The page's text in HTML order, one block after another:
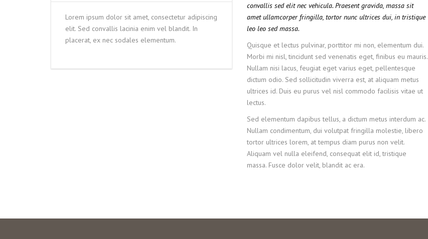
Lorem ipsum dolor sit amet, consectetur adipiscing
elit. Sed convallis lacinia enim vel blandit. In
placerat, ex nec sodales elementum.
convallis sed elit nec vehicula. Praesent gravida, massa sit
amet ullamcorper fringilla, tortor nunc ultrices dui, in tristique
leo leo sed massa.
Quisque et lectus pulvinar, porttitor mi non, elementum dui.
Morbi mi nisl, tincidunt sed venenatis eget, finibus eu mauris.
Nullam nisi lacus, feugiat eget varius eget, pellentesque
dictum odio. Sed sollicitudin viverra est, at aliquam metus
ultrices id. Duis eu purus vel nisl commodo facilisis vitae ut
lectus.
Sed elementum dapibus tellus, a dictum metus interdum ac.
Nullam condimentum, dui volutpat fringilla molestie, libero
tortor ultrices lorem, at tempus diam purus non velit.
Aliquam vel nulla eleifend, consequat elit id, tristique
massa. Fusce dolor velit, blandit ac era.